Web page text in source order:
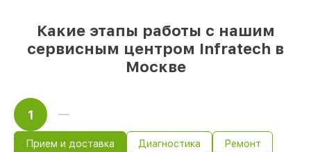
Какие этапы работы с нашим
сервисным центром Infratech в
Москве
1
Прием и доставка Диагностика Ремонт